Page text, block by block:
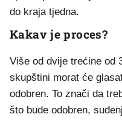
do kraja tjedna.
Kakav je proces?
Više od dvije trećine od
skupštini morat će
odobren. To znači da
što bude odobren,